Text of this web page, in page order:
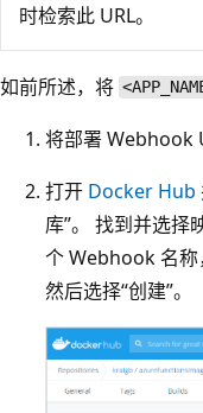
时检索此 URL。
如前所述，将
将部署 Webhook
打开 Docker Hub
库”。 找到并选择
个 Webhook 名称
然后选择“创建”。